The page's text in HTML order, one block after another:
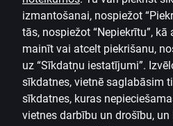
tās, nospiežot “Nepiekrītu”,
mainīt vai atcelt piekrišanu,
uz“Sīkdatņu iestatījumi”.
sīkdatnes, vietnē saglabāsim
sīkdatnes, kuras
vietnes darbību un drošību,
mums tava piekrišana nav
Nekustamā īpašuma augošās
attālināto darbu ar dzīvi ārpus
budžetam atbilstoša mājokļa
cilvēkus izvērtēt koka karkasa
piedāvājumu. Ko jāņem vērā,
un ar kādām izmaksām